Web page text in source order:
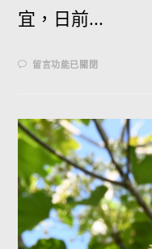
宜，日前...
留言功能已關閉